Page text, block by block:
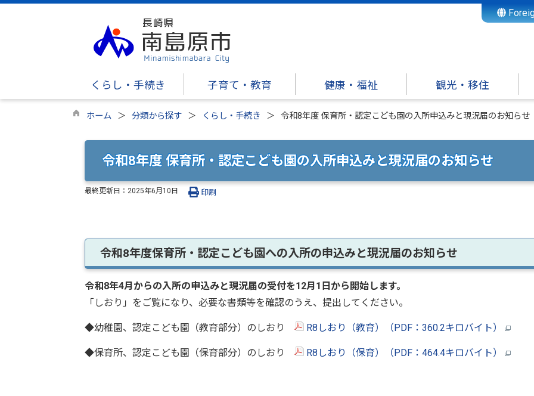
くらし・手続き 子育て・教育 健康・福祉 観光・移住
ホーム 分類から探す くらし・手続き 令和8年度 保育所・認定こども園の入所申込みと現況届のお知らせ
令和8年度 保育所・認定こども園の入所申込みと現況届のお知らせ
最終更新日： 2025年6月10日 印刷
令和8年度保育所・認定こども園への入所の申込みと現況届のお知らせ
令和8年4月からの入所の申込みと現況届の受付を12月1日から開始します。
「しおり」をご覧になり、必要な書類等を確認のうえ、提出してください。
◆幼稚園、認定こども園（教育部分）のしおり R8しおり（教育）（PDF：360.2キロバイト）
◆保育所、認定こども園（保育部分）のしおり R8しおり（保育）（PDF：464.4キロバイト）